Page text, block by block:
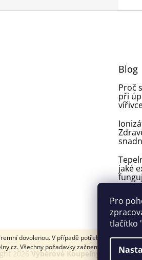
Pro
tlačítko
dovolenou. V případě potřeby nám napište
Všechny požadavky začneme vyřizovat v
Blog
Proč
při
jaké
ve
2026 Výběrové Koupelny . Všechna